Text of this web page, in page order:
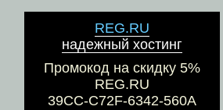
REG.RU
надежный хостинг
Промокод на скидку 5%
REG.RU
39CC-C72F-6342-560A